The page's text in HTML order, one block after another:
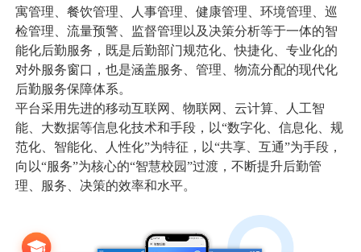
数据中台 数据驾驶舱
统一身份认证 统一信息门户
其他
工会提案管理系统 智能钥匙柜管理系统
公司快讯
服务支持
关于我们
010-61199380
寓管理、餐饮管理、人事管理、健康管理、环境管理、巡
检管理、流量预警、监督管理以及决策分析等于一体的智
能化后勤服务，既是后勤部门规范化、快捷化、专业化的
对外服务窗口，也是涵盖服务、管理、物流分配的现代化
后勤服务保障体系。
平台采用先进的移动互联网、物联网、云计算、人工智
能、大数据等信息化技术和手段，以“数字化、信息化、规
范化、智能化、人性化”为特征，以“共享、互通”为手段，
向以“服务”为核心的“智慧校园”过渡，不断提升后勤管
理、服务、决策的效率和水平。